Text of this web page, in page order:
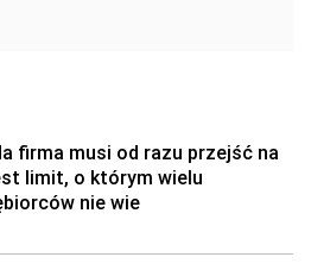
firma musi od razu przejść na
limit, o którym wielu
nie wie